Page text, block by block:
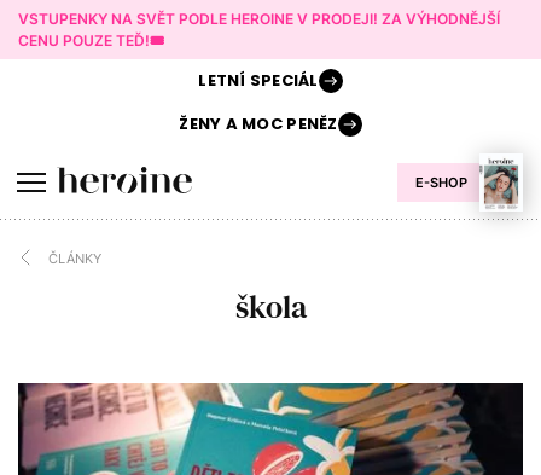
VSTUPENKY NA SVĚT PODLE HEROINE V PRODEJI! ZA VÝHODNĚJŠÍ
CENU POUZE TEĎ!🎟️
E-SHOP
LETNÍ SPECIÁL
ŽENY AMOC PENĚZ
ČLÁNKY
škola